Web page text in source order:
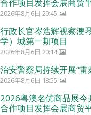
合作项目发挥会展商贸
2026年8月6日 20:45
行政长官岑浩辉视察澳
学）城第一期项目
2026年8月6日 20:14
治安警察局持续开展“雷
2026年8月6日 18:55
2026粤澳名优商品展今
合作项目发挥会展商贸